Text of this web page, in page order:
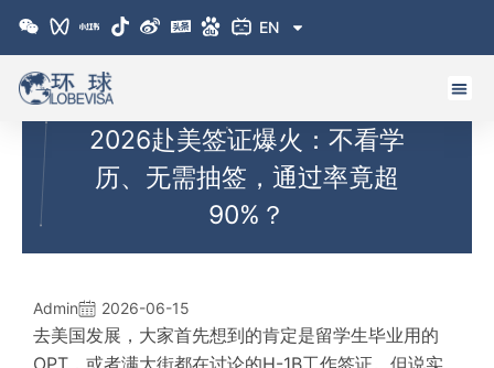
EN
2026赴美签证爆火：不看学
历、无需抽签，通过率竟超
90%？
Admin 2026-06-15
去美国发展，大家首先想到的肯定是留学生毕业用的
OPT，或者满大街都在讨论的H-1B工作签证。但说实